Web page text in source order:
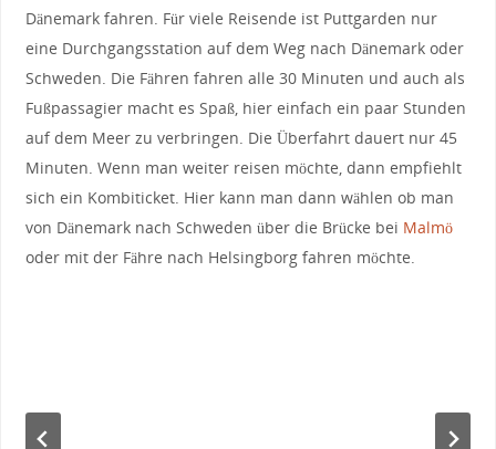
Dänemark fahren. Für viele Reisende ist Puttgarden nur
eine Durchgangsstation auf dem Weg nach Dänemark oder
Schweden. Die Fähren fahren alle 30 Minuten und auch als
Fußpassagier macht es Spaß, hier einfach ein paar Stunden
auf dem Meer zu verbringen. Die Überfahrt dauert nur 45
Minuten. Wenn man weiter reisen möchte, dann empfiehlt
sich ein Kombiticket. Hier kann man dann wählen ob man
von Dänemark nach Schweden über die Brücke bei Malmö
oder mit der Fähre nach Helsingborg fahren möchte.